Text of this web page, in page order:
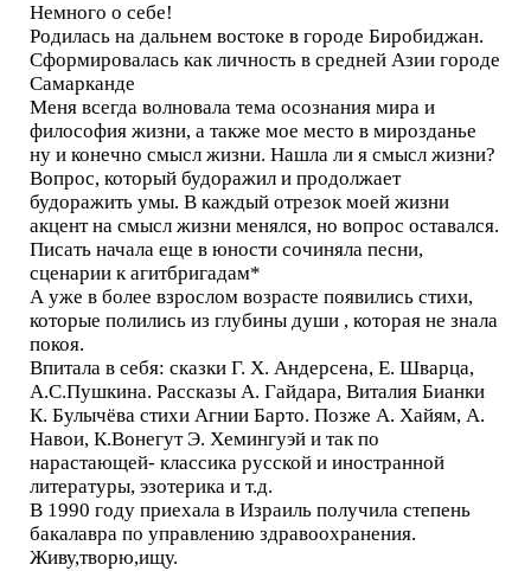
Немного о себе!
Родилась на дальнем востоке в городе Биробиджан.
Сформировалась как личность в средней Азии городе
Самарканде
Меня всегда волновала тема осознания мира и
философия жизни, а также мое место в мирозданье
ну и конечно смысл жизни. Нашла ли я смысл жизни?
Вопрос, который будоражил и продолжает
будоражить умы. В каждый отрезок моей жизни
акцент на смысл жизни менялся, но вопрос оставался.
Писать начала еще в юности сочиняла песни,
сценарии к агитбригадам*
А уже в более взрослом возрасте появились стихи,
которые полились из глубины души , которая не знала
покоя.
Впитала в себя: сказки Г. Х. Андерсена, Е. Шварца,
А.С.Пушкина. Рассказы А. Гайдара, Виталия Бианки
К. Булычёва стихи Агнии Барто. Позже А. Хайям, А.
Навои, К.Вонегут Э. Хемингуэй и так по
нарастающей- классика русской и иностранной
литературы, эзотерика и т.д.
В 1990 году приехала в Израиль получила степень
бакалавра по управлению здравоохранения.
Живу,творю,ищу.